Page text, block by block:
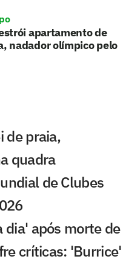
apartamento de
nadador olímpico pelo
de praia,
quadra
de Clubes
dia' após morte de
críticas: 'Burrice'